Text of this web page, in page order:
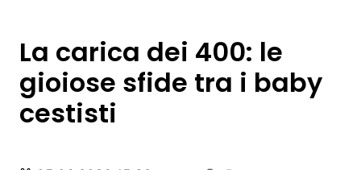
La carica dei 400: le
gioiose sfide tra i baby
cestisti